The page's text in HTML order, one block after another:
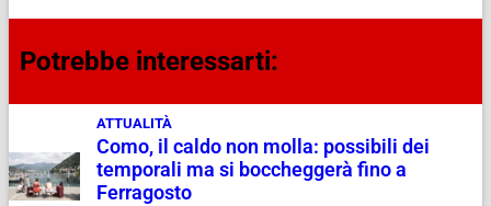
Potrebbe interessarti:
ATTUALITÀ
Como, il caldo non molla: possibili dei
temporali ma si boccheggerà fino a
Ferragosto